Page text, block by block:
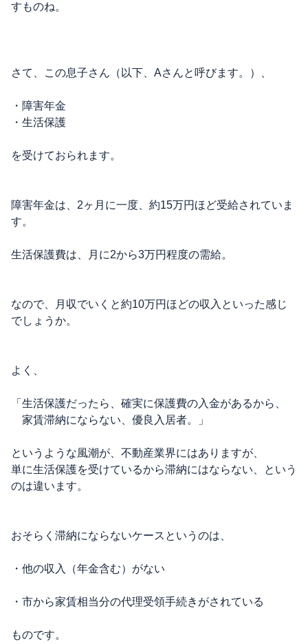
すものね。
さて、この息子さん（以下、Aさんと呼びます。）、
・障害年金
・生活保護
を受けておられます。
障害年金は、2ヶ月に一度、約15万円ほど受給されていま
す。
生活保護費は、月に2から3万円程度の需給。
なので、月収でいくと約10万円ほどの収入といった感じ
でしょうか。
よく、
「生活保護だったら、確実に保護費の入金があるから、
家賃滞納にならない、優良入居者。」
というような風潮が、不動産業界にはありますが、
単に生活保護を受けているから滞納にはならない、という
のは違います。
おそらく滞納にならないケースというのは、
・他の収入（年金含む）がない
・市から家賃相当分の代理受領手続きがされている
ものです。